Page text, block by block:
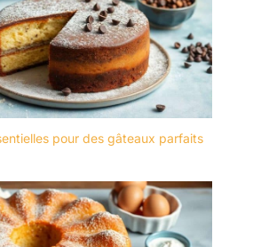
pour des gâteaux parfaits